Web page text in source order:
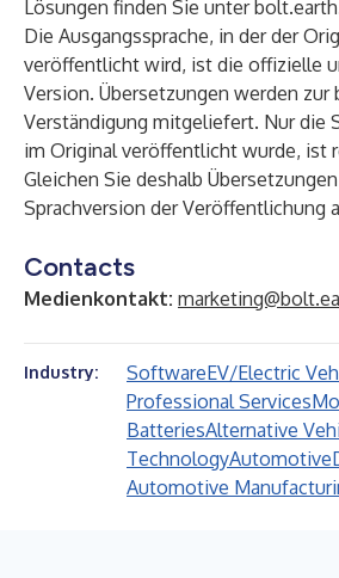
Lösungen finden Sie unter
Die Ausgangssprache, in der der
veröffentlicht wird, ist die offizielle
Version. Übersetzungen werden zur
Verständigung mitgeliefert. Nur die
im Original veröffentlicht wurde, ist
Gleichen Sie deshalb
Sprachversion der Veröffentlichung
Contacts
Medienkontakt:
Industry: SoftwareEV/Electric
Professional Services
BatteriesAlternative
TechnologyAutomotive
Automotive